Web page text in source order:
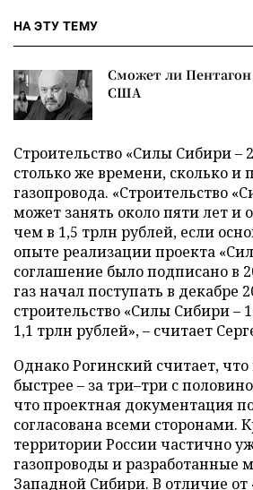
НА ЭТУ ТЕМУ
Сможет ли
США
Строительство «Силы Сибири –
столько же времени, сколько и
газопровода. «Строительство
может занять около пяти лет и
чем в 1,5 трлн рублей, если
опыте реализации проекта
соглашение было подписано в
газ начал поступать в декабре
строительство «Силы Сибири –
1,1 трлн рублей», – считает
Однако Рогинский считает, что
быстрее – за три–три с
что проектная документация
согласована всеми сторонами.
территории России частично
газопроводы и разработанные
Западной Сибири. В отличие